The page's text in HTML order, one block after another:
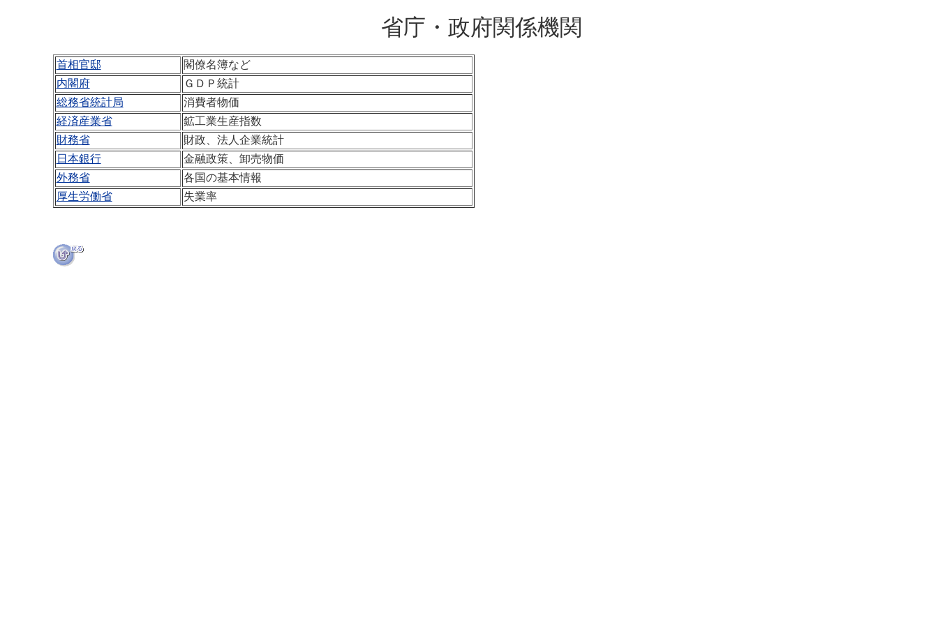
省庁・政府関係機関
首相官邸
閣僚名簿など
内閣府
ＧＤＰ統計
総務省統計局
消費者物価
経済産業省
鉱工業生産指数
財務省
財政、法人企業統計
日本銀行
金融政策、卸売物価
外務省
各国の基本情報
厚生労働省
失業率